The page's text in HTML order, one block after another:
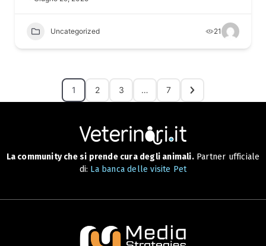
Uncategorized 21
1 2 3 … 7
La community che si prende cura degli animali.Partner ufficiale
di: La banca delle visite Pet